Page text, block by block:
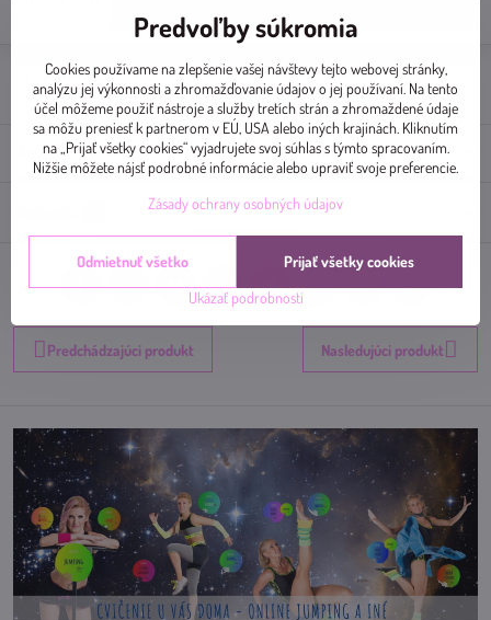
Doručenia
Popis
FacebookTwitter BlueskyPinterestReddit LinkedInWhatsApp
E-
Predchádzajúci produkt Nasledujúci produkt
Predvoľby súkromia
Cookies používame na zlepšenie vašej návštevy tejto webovej stránky,
analýzu jej výkonnosti a zhromažďovanie údajov o jej používaní. Na tento
účel môžeme použiť nástroje a služby tretích strán a zhromaždené údaje
sa môžu preniesť k partnerom v EÚ, USA alebo iných krajinách. Kliknutím
na „Prijať všetky cookies“ vyjadrujete svoj súhlas s týmto spracovaním.
Nižšie môžete nájsť podrobné informácie alebo upraviť svoje preferencie.
Zásady ochrany osobných údajov
Ukázať podrobnosti
Prijať všetky cookies
Odmietnuť všetko